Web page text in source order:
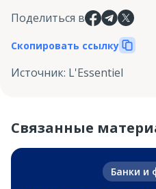
Поделиться в
Скопировать ссылку
Источник: L'Essentiel
Связанные
Банки и